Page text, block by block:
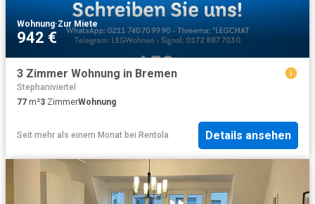
Wohnung·Zur Miete
942 €
3 Zimmer Wohnung in Bremen
Stephaniviertel
77 m²3 ZimmerWohnung
Seit mehr als einem Monat bei Rentola Details ansehen